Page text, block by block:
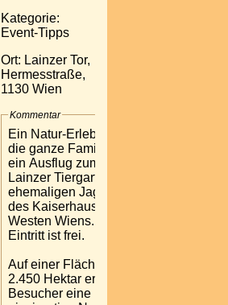
Kategorie:
Event-Tipps
Ort: Lainzer Tor,
Hermesstraße,
1130 Wien
Kommentar
Ein Natur-Erlebnis für
die ganze Familie bietet
ein Ausflug zum
Lainzer Tiergarten, dem
ehemaligen Jagdrevier
des Kaiserhauses, im
Westen Wiens. Der
Eintritt ist frei.
Auf einer Fläche von
2.450 Hektar erleben
Besucher eine